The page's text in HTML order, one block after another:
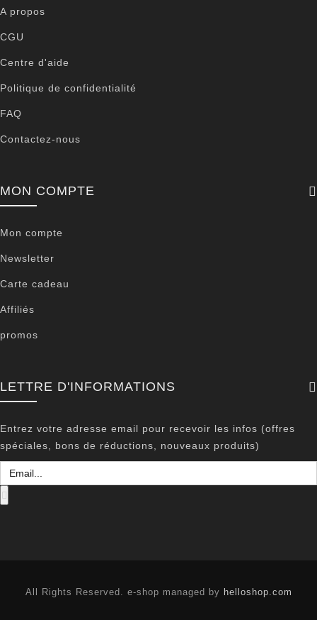
A propos
CGU
Centre d'aide
Politique de confidentialité
FAQ
Contactez-nous
MON COMPTE
Mon compte
Newsletter
Carte cadeau
Affiliés
promos
LETTRE D'INFORMATIONS
Entrez votre adresse email pour recevoir les infos (offres
spéciales, bons de réductions, nouveaux produits)
All Rights Reserved. e-shop managed by helloshop.com